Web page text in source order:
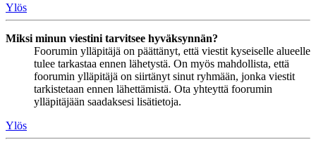
Ylös
Miksi minun viestini tarvitsee hyväksynnän?
Foorumin ylläpitäjä on päättänyt, että viestit kyseiselle alueelle
tulee tarkastaa ennen lähetystä. On myös mahdollista, että
foorumin ylläpitäjä on siirtänyt sinut ryhmään, jonka viestit
tarkistetaan ennen lähettämistä. Ota yhteyttä foorumin
ylläpitäjään saadaksesi lisätietoja.
Ylös